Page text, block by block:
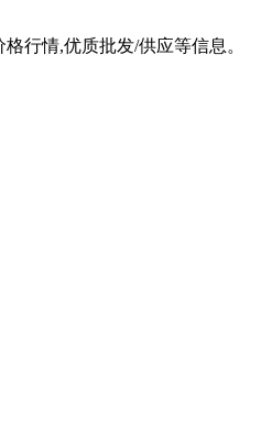
行情,优质批发/供应等信息。